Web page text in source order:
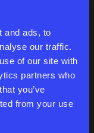
and ads, to
our traffic.
of our site with
partners who
you’ve
from your use
كلمة المرور